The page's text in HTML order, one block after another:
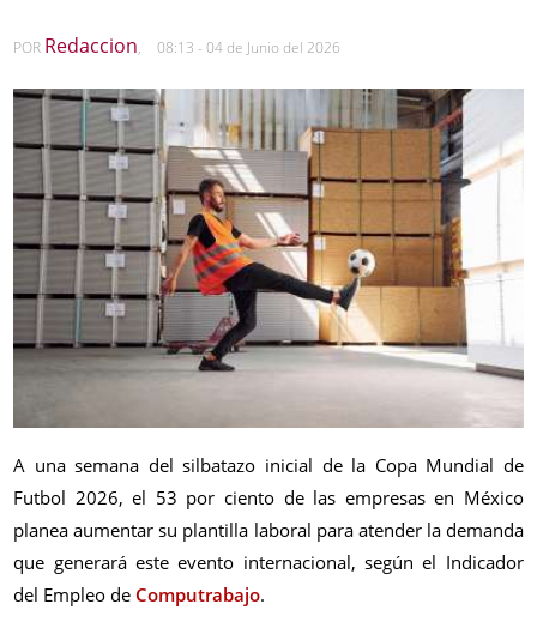
POR Redaccion, 08:13 - 04 de Junio del 2026
A una semana del silbatazo inicial de la Copa Mundial de
Futbol 2026, el 53 por ciento de las empresas en México
planea aumentar su plantilla laboral para atender la demanda
que generará este evento internacional, según el Indicador
del Empleo de Computrabajo.